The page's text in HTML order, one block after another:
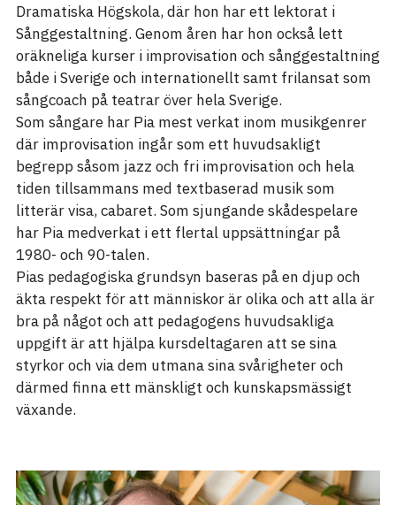
Dramatiska Högskola, där hon har ett lektorat i
Sånggestaltning. Genom åren har hon också lett
oräkneliga kurser i improvisation och sånggestaltning
både i Sverige och internationellt samt frilansat som
sångcoach på teatrar över hela Sverige.
Som sångare har Pia mest verkat inom musikgenrer
där improvisation ingår som ett huvudsakligt
begrepp såsom jazz och fri improvisation och hela
tiden tillsammans med textbaserad musik som
litterär visa, cabaret. Som sjungande skådespelare
har Pia medverkat i ett flertal uppsättningar på
1980- och 90-talen.
Pias pedagogiska grundsyn baseras på en djup och
äkta respekt för att människor är olika och att alla är
bra på något och att pedagogens huvudsakliga
uppgift är att hjälpa kursdeltagaren att se sina
styrkor och via dem utmana sina svårigheter och
därmed finna ett mänskligt och kunskapsmässigt
växande.